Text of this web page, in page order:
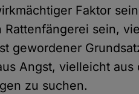
Faktor
Rattenfängerei sein,
gewordener
Angst, vielleicht
zu suchen.